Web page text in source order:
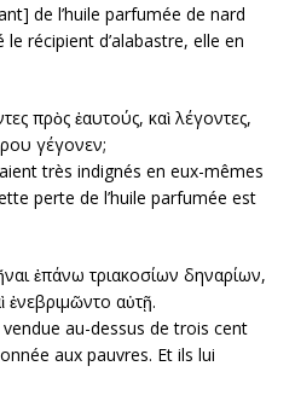
de l’huile parfumée de nard
récipient d’alabastre, elle en
πρὸς ἑαυτούς, καὶ λέγοντες,
γέγονεν;
très indignés en eux-mêmes
perte de l’huile parfumée est
ἐπάνω τριακοσίων δηναρίων,
ἐνεβριμῶντο αὐτῇ.
au-dessus de trois cent
aux pauvres. Et ils lui